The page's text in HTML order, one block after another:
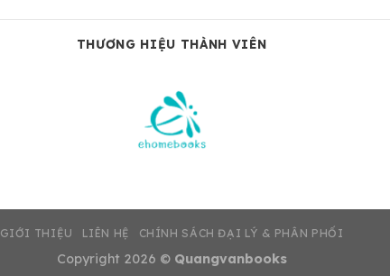
THƯƠNG HIỆU THÀNH VIÊN
GIỚI THIỆU LIÊN HỆ CHÍNH SÁCH ĐẠI LÝ & PHÂN PHỐI
Copyright 2026 © Quangvanbooks